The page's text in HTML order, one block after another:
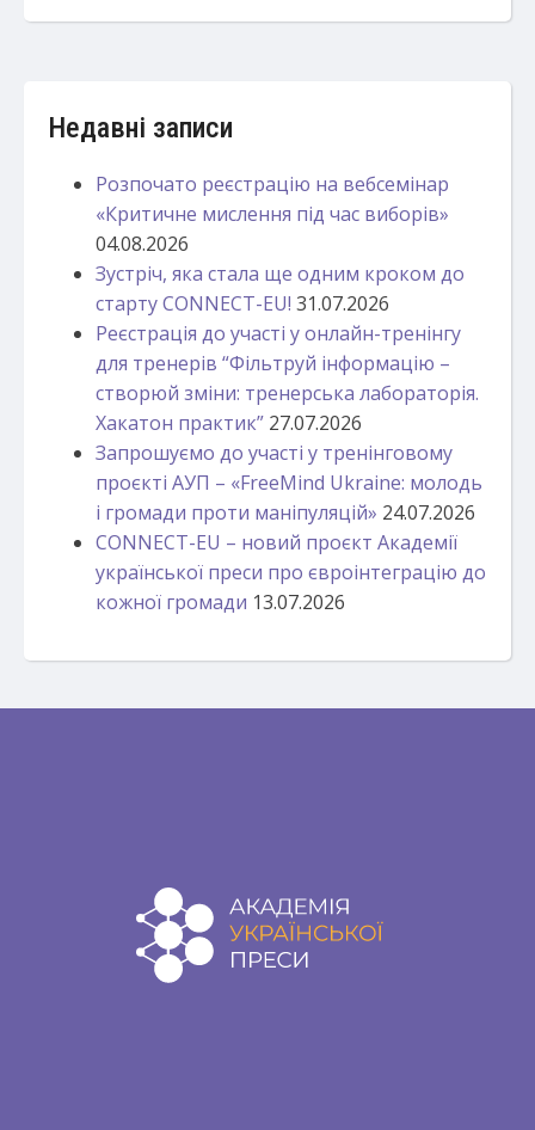
Недавні записи
Розпочато реєстрацію на вебсемінар
«Критичне мислення під час виборів»
04.08.2026
Зустріч, яка стала ще одним кроком до
старту CONNECT-EU! 31.07.2026
Реєстрація до участі у онлайн-тренінгу
для тренерів “Фільтруй інформацію –
створюй зміни: тренерська лабораторія.
Хакатон практик” 27.07.2026
Запрошуємо до участі у тренінговому
проєкті АУП – «FreeMind Ukraine: молодь
і громади проти маніпуляцій» 24.07.2026
CONNECT-EU – новий проєкт Академії
української преси про євроінтеграцію до
кожної громади 13.07.2026